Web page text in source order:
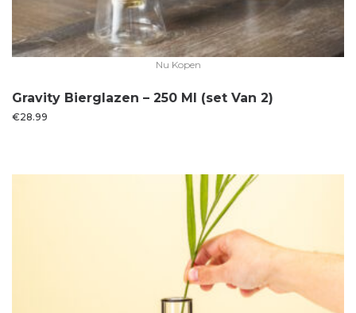
Nu Kopen
Gravity Bierglazen – 250 Ml (set Van 2)
€28.99